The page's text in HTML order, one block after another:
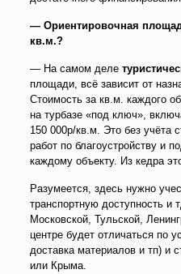
— Ориентировочная
кв.м.?
— На самом деле
площади, всё зависит от
Стоимость за кв.м. каждого
на турбазе «под ключ»,
150 000р/кв.м. Это без учёта
работ по благоустройству и
каждому объекту. Из кедра
Разумеется, здесь нужно
транспортную доступность и
Московской, Тульской,
центре будет отличаться по
доставка материалов и тп) и
или Крыма.